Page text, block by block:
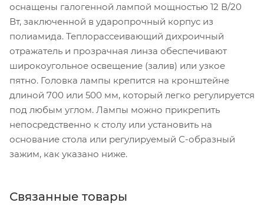
оснащены галогенной лампой мощностью 12 В/20
Вт, заключенной в ударопрочный корпус из
полиамида. Теплорассеивающий дихроичный
отражатель и прозрачная линза обеспечивают
широкоугольное освещение (залив) или узкое
пятно. Головка лампы крепится на кронштейне
длиной 700 или 500 мм, который легко регулируется
под любым углом. Лампы можно прикрепить
непосредственно к столу или установить на
основание стола или регулируемый С-образный
зажим, как указано ниже.
Связанные товары